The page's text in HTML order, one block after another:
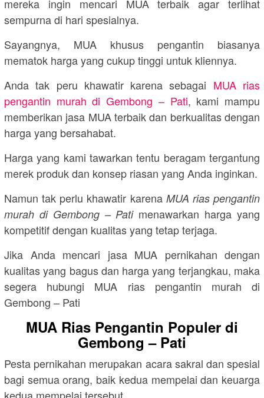
mereka ingin mencari MUA terbaik agar terlihat
sempurna di hari spesialnya.
Sayangnya, MUA khusus pengantin biasanya
mematok harga yang cukup tinggi untuk kliennya.
Anda tak peru khawatir karena sebagai MUA rias
pengantin murah di Gembong – Pati, kami mampu
memberikan jasa MUA terbaik dan berkualitas dengan
harga yang bersahabat.
Harga yang kami tawarkan tentu beragam tergantung
merek produk dan konsep riasan yang Anda inginkan.
Namun tak perlu khawatir karena MUA rias pengantin
murah di Gembong – Patimenawarkan harga yang
kompetitif dengan kualitas yang tetap terjaga.
Jika Anda mencari jasa MUA pernikahan dengan
kualitas yang bagus dan harga yang terjangkau, maka
segera hubungi MUA rias pengantin murah di
Gembong – Pati
MUA Rias Pengantin Populer di
Gembong – Pati
Pesta pernikahan merupakan acara sakral dan spesial
bagi semua orang, baik kedua mempelai dan keuarga